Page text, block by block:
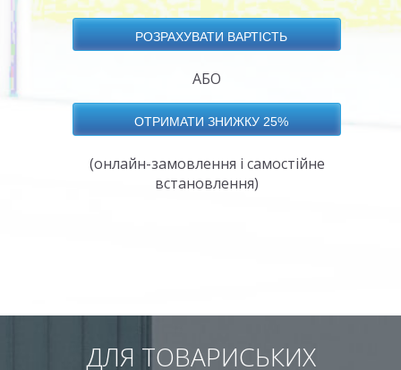
АБО
(онлайн-замовлення і самостійне
встановлення)
ДЛЯ ТОВАРИСЬКИХ